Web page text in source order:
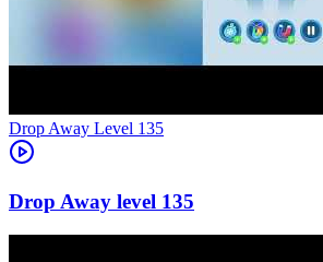
Level 135
135